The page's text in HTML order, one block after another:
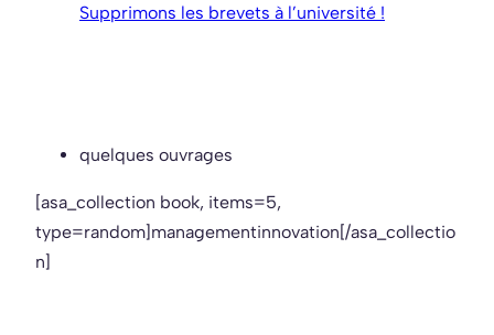
Supprimons les brevets à l’université !
quelques ouvrages
[asa_collection book, items=5,
type=random]managementinnovation[/asa_collectio
n]